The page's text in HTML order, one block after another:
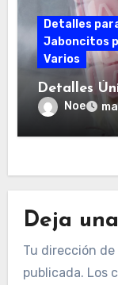
Detalles
Jaboncitos
Varios
Detalles
Noe
Deja
Tu dirección
publicada. Los